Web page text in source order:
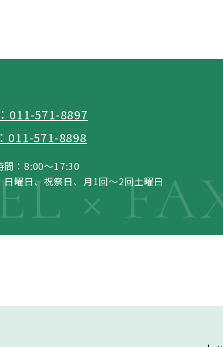
011-571-8897
011-571-8898
間：8:00～17:30
日曜日、祝祭日、月1回～2回土曜日